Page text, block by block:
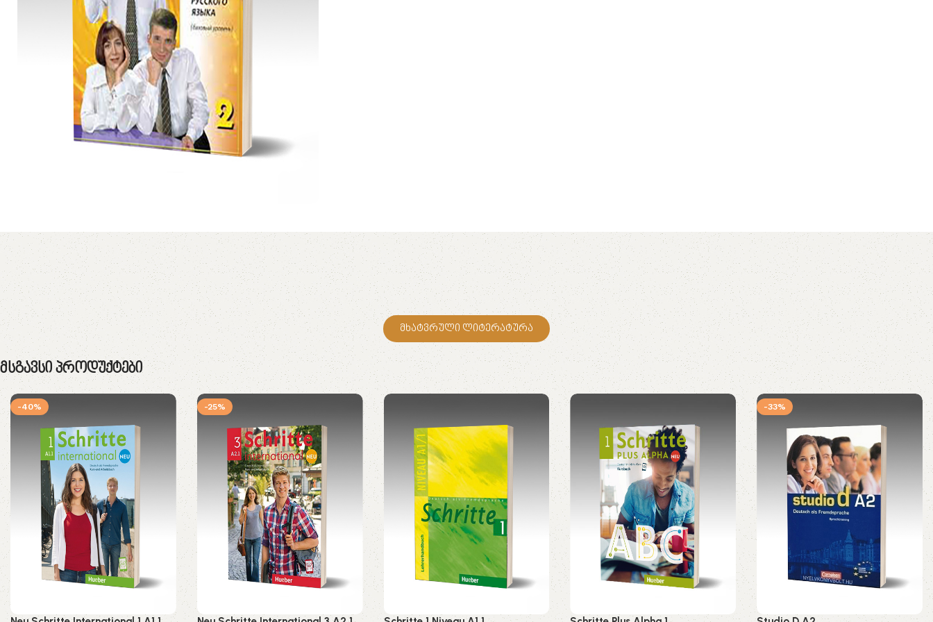
მხატვრული ლიტერატურა
Მსგავსი Პროდუქტები
-40% -25% -33%